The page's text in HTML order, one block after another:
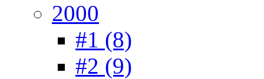
2000
#1 (8)
#2 (9)